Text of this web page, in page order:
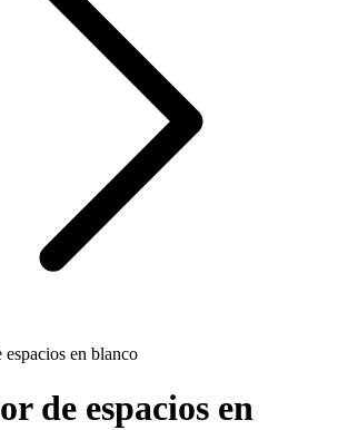
en blanco
de espacios en